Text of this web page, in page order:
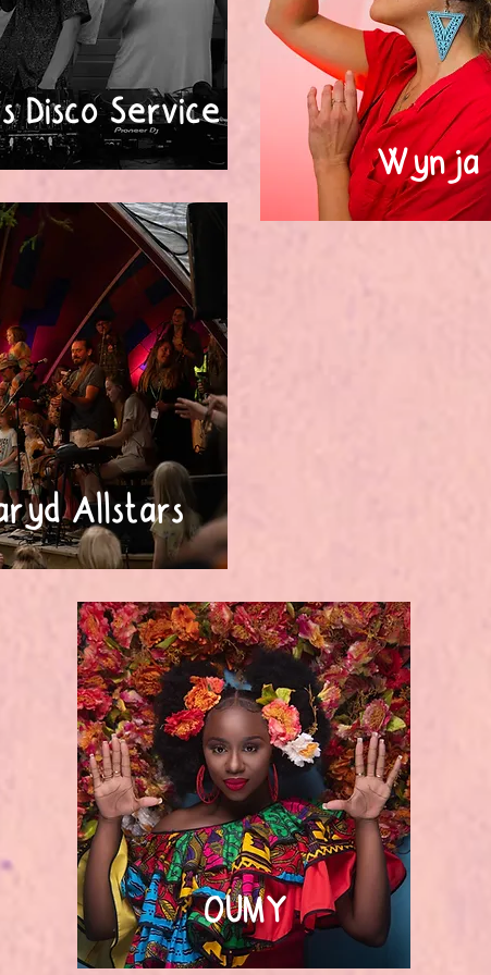
Disco Service
Allstars
Wynja
OUMY